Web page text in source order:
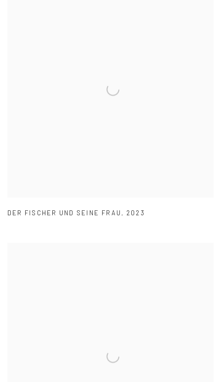
DER FISCHER UND SEINE FRAU , 2023